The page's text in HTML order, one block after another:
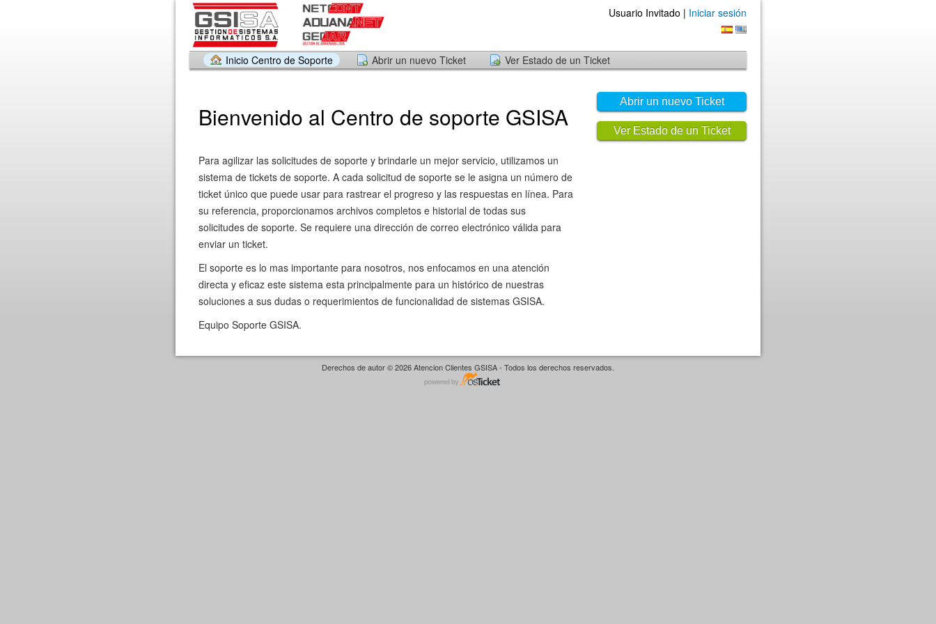
Usuario Invitado | Iniciar sesión
Inicio Centro de Soporte Abrir un nuevo Ticket Ver Estado de un Ticket
Abrir un nuevo Ticket
Ver Estado de un Ticket
Bienvenido al Centro de soporte GSISA
Para agilizar las solicitudes de soporte y brindarle un mejor servicio, utilizamos un
sistema de tickets de soporte. A cada solicitud de soporte se le asigna un número de
ticket único que puede usar para rastrear el progreso y las respuestas en línea. Para
su referencia, proporcionamos archivos completos e historial de todas sus
solicitudes de soporte. Se requiere una dirección de correo electrónico válida para
enviar un ticket.
El soporte es lo mas importante para nosotros, nos enfocamos en una atención
directa y eficaz este sistema esta principalmente para un histórico de nuestras
soluciones a sus dudas o requerimientos de funcionalidad de sistemas GSISA.
Equipo Soporte GSISA.
Derechos de autor © 2026 Atencion Clientes GSISA - Todos los derechos reservados.